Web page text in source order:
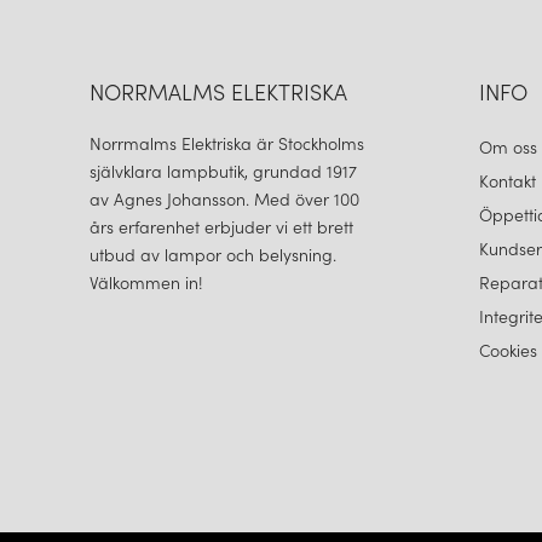
NORRMALMS ELEKTRISKA
Norrmalms Elektriska är Stockholms
självklara lampbutik, grundad 1917
av Agnes Johansson. Med över 100
års erfarenhet erbjuder vi ett brett
utbud av lampor och belysning.
Välkommen in!
INFO
Om oss
Kontakt
Cookies